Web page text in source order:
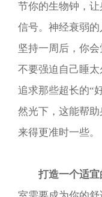
节你的生物钟，
信号。神经衰弱的
坚持一周后，你
不要强迫自己睡
追求那些超长的“
然光下，这能帮
来得更准时一些。
打造一个适